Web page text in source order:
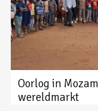
Oorlog in
wereldmarkt